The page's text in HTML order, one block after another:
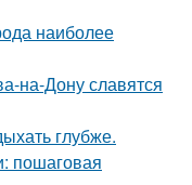
наиболее
на-Дону славятся
глубже.
пошаговая